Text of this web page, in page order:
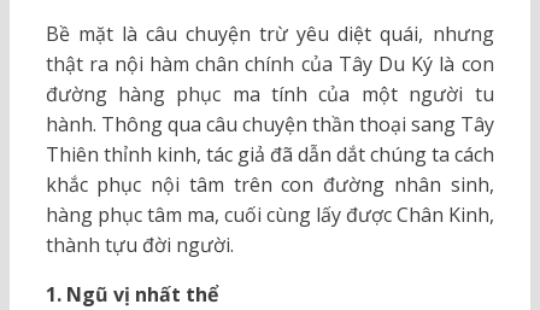
Bề mặt là câu chuyện trừ yêu diệt quái, nhưng
thật ra nội hàm chân chính của Tây Du Ký là con
đường hàng phục ma tính của một người tu
hành. Thông qua câu chuyện thần thoại sang Tây
Thiên thỉnh kinh, tác giả đã dẫn dắt chúng ta cách
khắc phục nội tâm trên con đường nhân sinh,
hàng phục tâm ma, cuối cùng lấy được Chân Kinh,
thành tựu đời người.
1. Ngũ vị nhất thể